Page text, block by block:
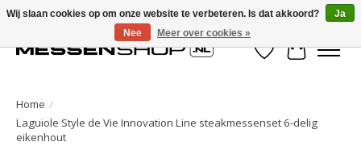
Verlanglijst
Home /
Laguiole Style de Vie Innovation Line steakmessenset 6-delig
eikenhout
Wij slaan cookies op om onze website te verbeteren. Is dat akkoord?
Ja
Nee
Meer over cookies »